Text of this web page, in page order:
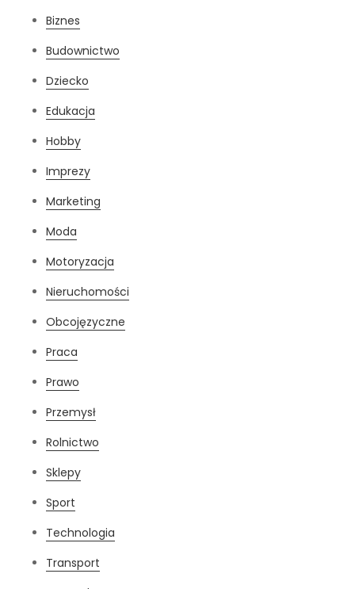
Biznes
Budownictwo
Dziecko
Edukacja
Hobby
Imprezy
Marketing
Moda
Motoryzacja
Nieruchomości
Obcojęzyczne
Praca
Prawo
Przemysł
Rolnictwo
Sklepy
Sport
Technologia
Transport